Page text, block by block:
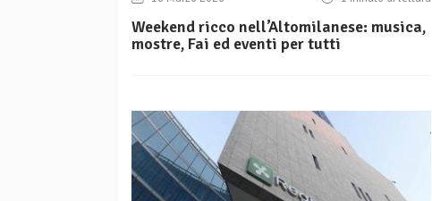
Weekend ricco nell’Altomilanese: musica,
mostre, Fai ed eventi per tutti